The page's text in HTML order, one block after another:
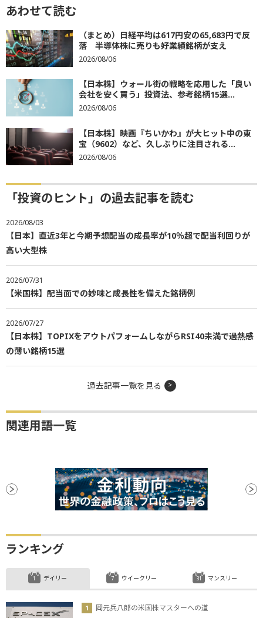
あわせて読む
（まとめ）日経平均は617円安の65,683円で反
落 半導体株に売りも好業績銘柄が支え
2026/08/06
【日本株】ウォール街の戦略を応用した「良い
会社を安く買う」投資法、参考銘柄15選...
2026/08/06
【日本株】映画『ちいかわ』が大ヒット中の東
宝（9602）など、久しぶりに注目される...
2026/08/06
「投資のヒント」の過去記事を読む
2026/08/03
【日本】直近3年と今期予想配当の成長率が10％超で配当利回りが
高い大型株
2026/07/31
【米国株】配当面での妙味と成長性を備えた銘柄例
2026/07/27
【日本株】TOPIXをアウトパフォームしながらRSI40未満で過熱感
の薄い銘柄15選
過去記事一覧を見る
関連用語一覧
ランキング
デイリー
岡元兵八郎の米国株マスターへの道
ウイークリー マンスリー